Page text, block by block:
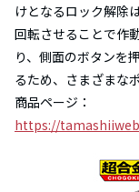
けとなるロック解除
回転させることで作
り、側面のボタンを
るため、さまざまな
商品ページ：
https://